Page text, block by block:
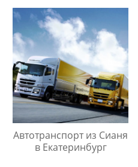
Автотранспорт из Сианя
в Екатеринбург